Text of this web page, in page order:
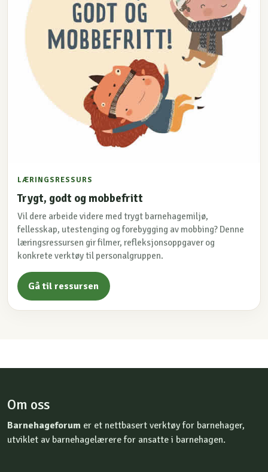
LÆRINGSRESSURS
Trygt, godt og mobbefritt
Vil dere arbeide videre med trygt barnehagemiljø,
fellesskap, utestenging og forebygging av mobbing? Denne
læringsressursen gir filmer, refleksjonsoppgaver og
konkrete verktøy til personalgruppen.
Gå til ressursen
Om oss
Barnehageforum er et nettbasert verktøy for barnehager,
utviklet av barnehagelærere for ansatte i barnehagen.